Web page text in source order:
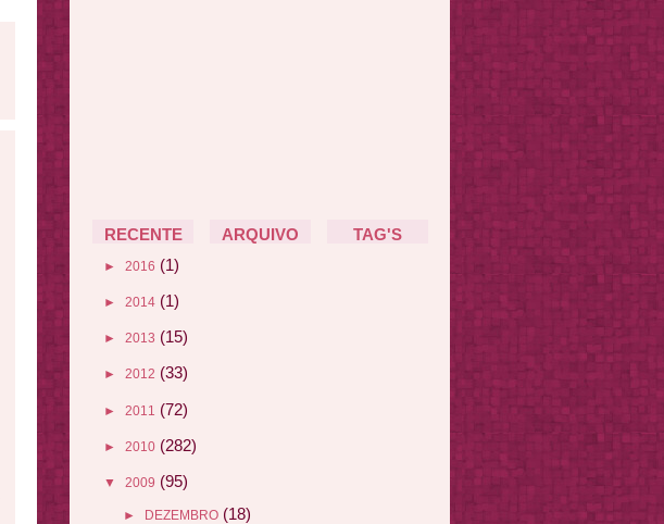
RECENTE ARQUIVO TAG'S
► 2016 (1)
► 2014 (1)
► 2013 (15)
► 2012 (33)
► 2011 (72)
► 2010 (282)
▼ 2009 (95)
► DEZEMBRO (18)